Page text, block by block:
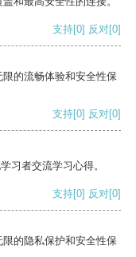
支持[0] 反对[0]
的流畅体验和安全性保
支持[0] 反对[0]
习者交流学习心得。
支持[0] 反对[0]
的隐私保护和安全性保